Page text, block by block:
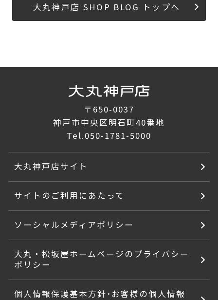
大丸神戸店 SHOP BLOG トップへ
〒650-0037
神戸市中央区明石町40番地
Tel.050-1781-5000
大丸神戸店サイト
サイトのご利用にあたって
ソーシャルメディアポリシー
大丸・松坂屋ホームページのプライバシー
ポリシー
個人情報保護基本方針･お客様の個人情報